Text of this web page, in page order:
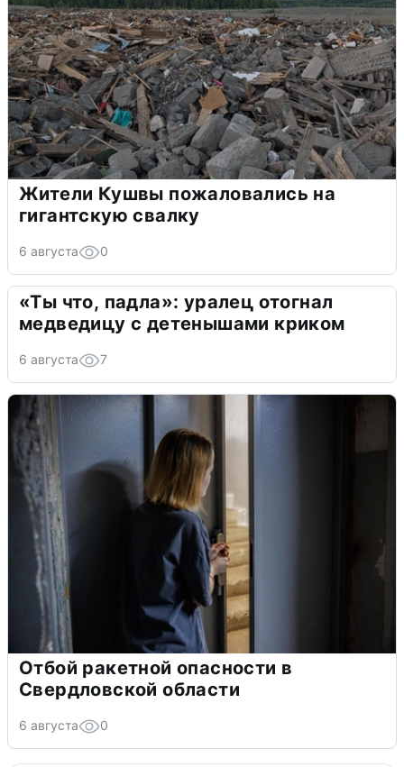
Жители Кушвы пожаловались на
гигантскую свалку
6 августа 0
«Ты что, падла»: уралец отогнал
медведицу с детенышами криком
6 августа 7
Отбой ракетной опасности в
Свердловской области
6 августа 0